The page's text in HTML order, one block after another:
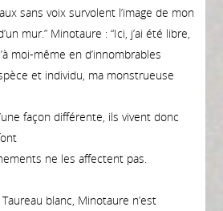
sans voix survolent l’image de mon
mur.” Minotaure : “Ici, j’ai été libre,
moi-même en d’innombrables
et individu, ma monstrueuse
façon différente, ils vivent donc
ne les affectent pas.
blanc, Minotaure n’est